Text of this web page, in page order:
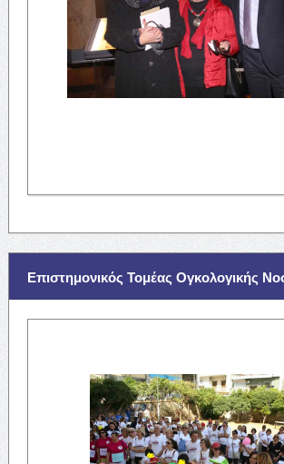
Επιστημονικός Τομέας Ογκολογικής